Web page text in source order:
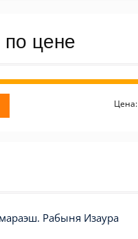
цене
Рабыня Изаура